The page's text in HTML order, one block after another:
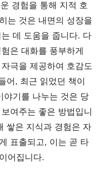
경험을 통해 지적 호
는 것은 내면의 성장을
데 도움을 줍니다. 다
은 대화를 풍부하게
극을 제공하여 호감도
어, 최근 읽었던 책이
야기를 나누는 것은 당
여주는 좋은 방법입니
쌓은 지식과 경험은 자
표출되고, 이는 곧 타
어집니다.